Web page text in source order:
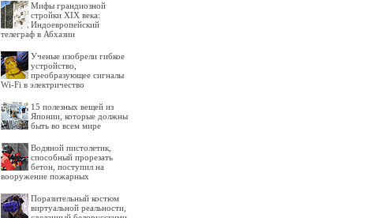
Мифы грандиозной
стройки XIX века:
Индоевропейский
телеграф в Абхазии
Ученые изобрели гибкое
устройство,
преобразующее сигналы
Wi-Fi в электричество
15 полезных вещей из
Японии, которые должны
быть во всем мире
Водяной пистолетик,
способный прорезать
бетон, поступил на
вооружение пожарных
Поразительный костюм
виртуальной реальности,